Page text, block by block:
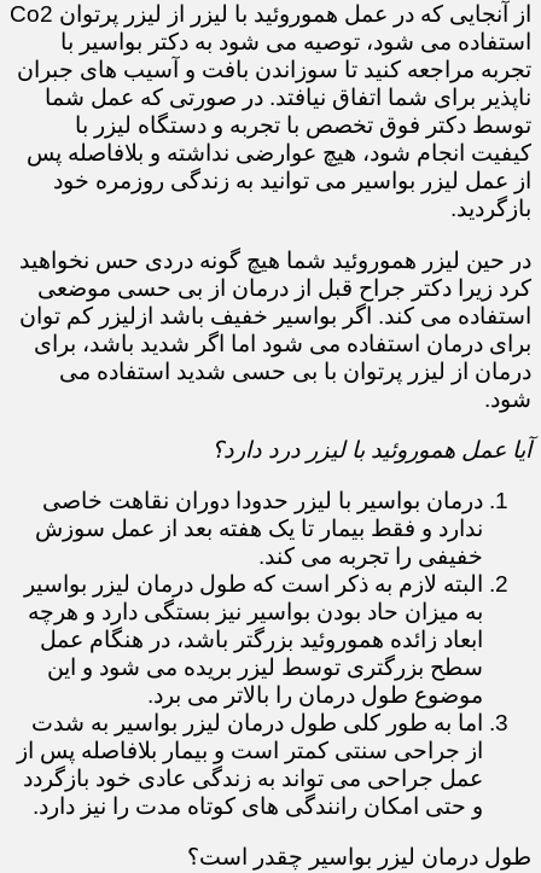
از آنجایی که در عمل هموروئید با لیزر از لیزر پرتوان Co2
استفاده می شود، توصیه می شود به دکتر بواسیر با
تجربه مراجعه کنید تا سوزاندن بافت و آسیب های جبران
ناپذیر برای شما اتفاق نیافتد. در صورتی که عمل شما
توسط دکتر فوق تخصص با تجربه و دستگاه لیزر با
کیفیت انجام شود، هیچ عوارضی نداشته و بلافاصله پس
از عمل لیزر بواسیر می توانید به زندگی روزمره خود
بازگردید.
در حین لیزر هموروئید شما هیچ گونه دردی حس نخواهید
کرد زیرا دکتر جراح قبل از درمان از بی حسی موضعی
استفاده می کند. اگر بواسیر خفیف باشد ازلیزر کم توان
برای درمان استفاده می شود اما اگر شدید باشد، برای
درمان از لیزر پرتوان با بی حسی شدید استفاده می
شود.
آیا عمل هموروئید با لیزر درد دارد؟
درمان بواسیر با لیزر حدودا دوران نقاهت خاصی
ندارد و فقط بیمار تا یک هفته بعد از عمل سوزش
خفیفی را تجربه می کند.
البته لازم به ذکر است که طول درمان لیزر بواسیر
به میزان حاد بودن بواسیر نیز بستگی دارد و هرچه
ابعاد زائده هموروئید بزرگتر باشد، در هنگام عمل
سطح بزرگتری توسط لیزر بریده می شود و این
موضوع طول درمان را بالاتر می برد.
اما به طور کلی طول درمان لیزر بواسیر به شدت
از جراحی سنتی کمتر است و بیمار بلافاصله پس از
عمل جراحی می تواند به زندگی عادی خود بازگردد
و حتی امکان رانندگی های کوتاه مدت را نیز دارد.
طول درمان لیزر بواسیر چقدر است؟